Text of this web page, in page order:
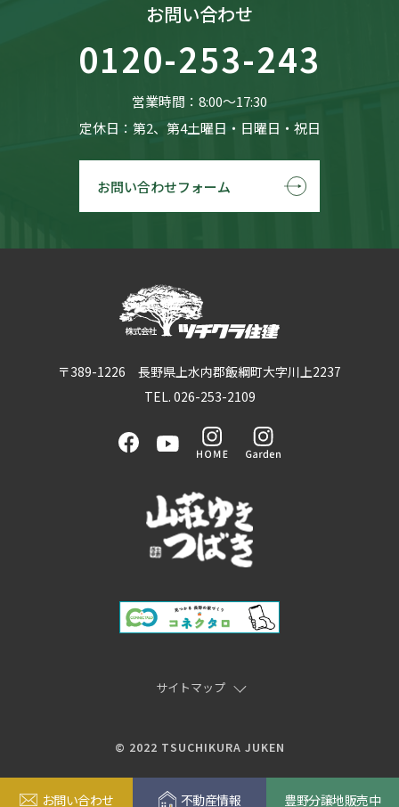
お問い合わせ 不動産情報 豊野分譲地販売中
お問い合わせ
0120-253-243
営業時間：8:00〜17:30
定休日：第2、第4土曜日・日曜日・祝日
お問い合わせフォーム
〒389-1226 長野県上水内郡飯綱町大字川上2237
TEL. 026-253-2109
サイトマップ
© 2022 TSUCHIKURA JUKEN